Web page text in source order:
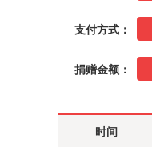
支付方式：
捐赠金额：
时间